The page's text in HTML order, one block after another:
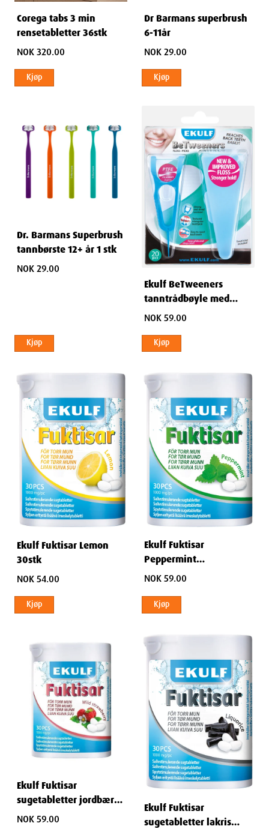
Corega tabs 3 min
rensetabletter 36stk
NOK 320.00
Kjøp
Dr Barmans superbrush
6-11år
NOK 29.00
Kjøp
Dr. Barmans Superbrush
tannbørste 12+ år 1 stk
NOK 29.00
Kjøp
Ekulf BeTweeners
tanntrådbøyle med
tannstikke 20 stk
NOK 59.00
Kjøp
Ekulf Fuktisar Lemon
30stk
NOK 54.00
Kjøp
Ekulf Fuktisar
Peppermint
sugetabletter 30 stk
NOK 59.00
Kjøp
Ekulf Fuktisar
sugetabletter jordbær
30 stk
NOK 59.00
Ekulf Fuktisar
sugetabletter lakris